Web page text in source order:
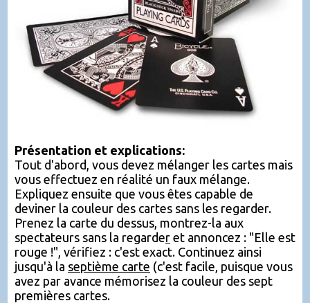
Présentation et explications:
Tout d'abord, vous devez mélanger les cartes mais
vous effectuez en réalité un faux mélange.
Expliquez ensuite que vous êtes capable de
deviner la couleur des cartes sans les regarder.
Prenez la carte du dessus, montrez-la aux
spectateurs sans la regarder et annoncez : "Elle est
rouge !", vérifiez : c'est exact. Continuez ainsi
jusqu'à la septième carte (c'est facile, puisque vous
avez par avance mémorisez la couleur des sept
premières cartes.